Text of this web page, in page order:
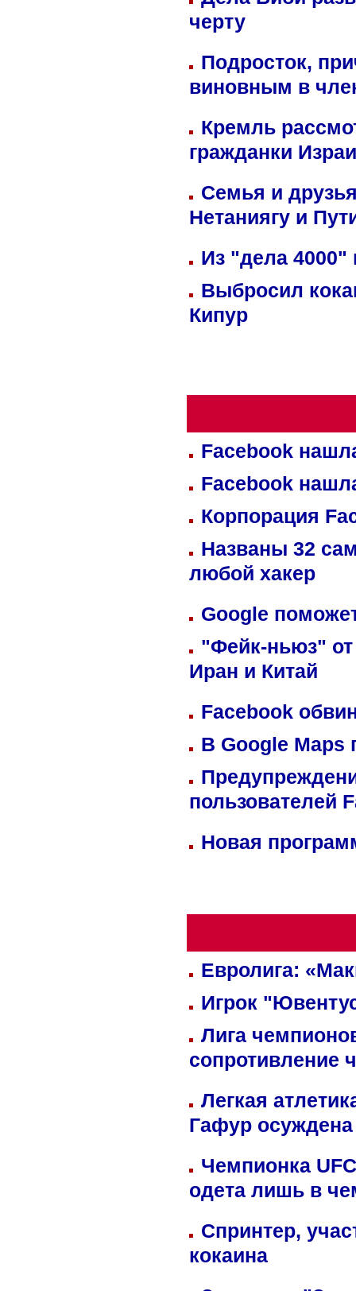
черту
Подросток,
виновным в
Кремль
гражданки
Семья и
Нетаниягу и
Из "дела 4000"
Выбросил
Кипур
Facebook
Facebook
Корпорация
Названы 32
любой хакер
Google
"Фейк-ньюз" от
Иран и Китай
Facebook
В Google Maps
пользователей
Новая
Евролига:
Игрок
Лига
сопротивление
Легкая
Гафур осуждена
Чемпионка
одета лишь в
Спринтер,
кокаина